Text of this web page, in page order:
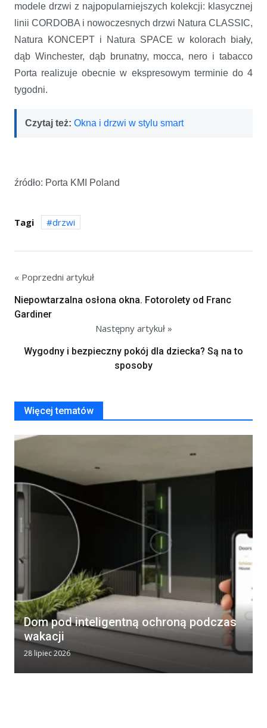
modele drzwi z najpopularniejszych kolekcji: klasycznej
linii CORDOBA i nowoczesnych drzwi Natura CLASSIC,
Natura KONCEPT i Natura SPACE w kolorach biały,
dąb Winchester, dąb brunatny, mocca, nero i tabacco
Porta realizuje obecnie w ekspresowym terminie do 4
tygodni.
Czytaj też: Okna i drzwi w stylu smart
źródło: Porta KMI Poland
Tagi drzwi
« Poprzedni artykuł
Niepowtarzalna osłona okna. Fotorolety od Franc
Gardiner
Następny artykuł »
Wygodny i bezpieczny pokój dla dziecka? Są na to
sposoby
Więcej tematów
Dom pod inteligentną ochroną podczas
wakacji
28 lipiec 2026